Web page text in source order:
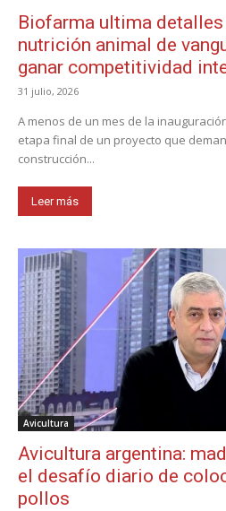
Biofarma ultima detalles
nutrición animal de
ganar competitividad
31 julio, 2026
A menos de un mes de la
etapa final de un proyecto que
construcción...
Leer más
Avicultura
Avicultura argentina:
el desafío diario de
pollos